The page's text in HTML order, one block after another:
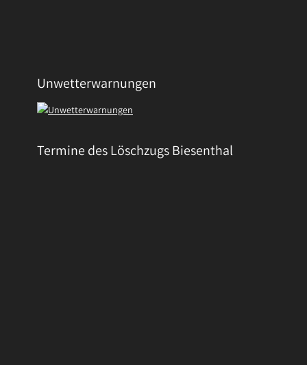
Unwetterwarnungen
Termine des Löschzugs Biesenthal